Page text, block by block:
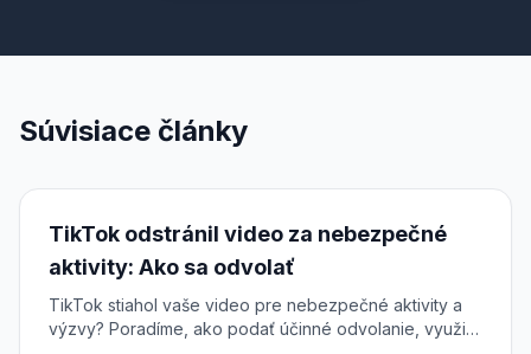
Súvisiace články
TikTok odstránil video za nebezpečné
aktivity: Ako sa odvolať
TikTok stiahol vaše video pre nebezpečné aktivity a
výzvy? Poradíme, ako podať účinné odvolanie, využiť